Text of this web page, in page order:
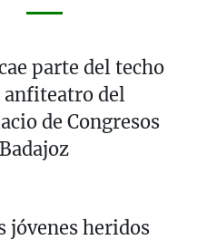
parte del techo
anfiteatro del
de Congresos
jóvenes heridos